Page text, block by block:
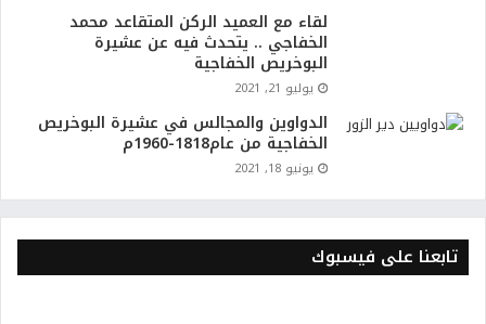
لقاء مع العميد الركن المتقاعد محمد
الخفاجي .. يتحدث فيه عن عشيرة
البوخريص الخفاجية
يوليو 21, 2021
الدواوين والمجالس في عشيرة البوخريص
الخفاجية من عام1818-1960م
يونيو 18, 2021
تابعنا على فيسبوك